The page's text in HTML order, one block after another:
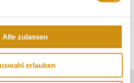
Alle zulassen
erlauben
gau-algesheim.de